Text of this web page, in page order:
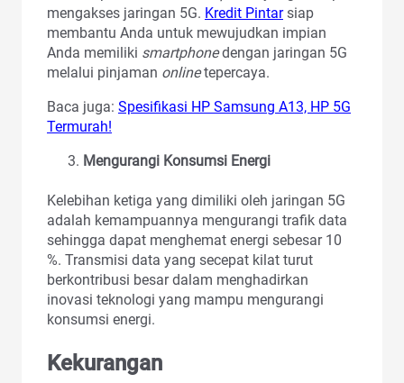
mengakses jaringan 5G. Kredit Pintarsiap
membantu Anda untuk mewujudkan impian
Anda memiliki smartphonedengan jaringan 5G
melalui pinjaman onlinetepercaya.
Baca juga: Spesifikasi HP Samsung A13, HP 5G
Termurah!
Mengurangi Konsumsi Energi
Kelebihan ketiga yang dimiliki oleh jaringan 5G
adalah kemampuannya mengurangi trafik data
sehingga dapat menghemat energi sebesar 10
%. Transmisi data yang secepat kilat turut
berkontribusi besar dalam menghadirkan
inovasi teknologi yang mampu mengurangi
konsumsi energi.
Kekurangan